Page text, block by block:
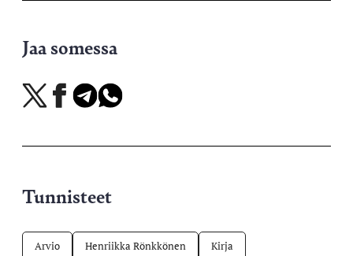
Jaa somessa
Jaa
X-
Jaa
Facebookissa
Jaa
Telegramissa
Jaa
WhatsAppissa
Tunnisteet
Arvio Henriikka Rönkkönen Kirja